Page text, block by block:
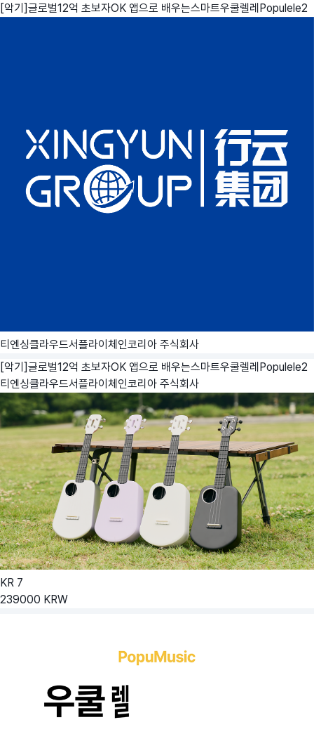
[악기]글로벌12억 초보자OK 앱으로 배우는스마트우쿨렐레Populele2
티엔싱클라우드서플라이체인코리아 주식회사
[악기]글로벌12억 초보자OK 앱으로 배우는스마트우쿨렐레Populele2
티엔싱클라우드서플라이체인코리아 주식회사
KR 7
239000 KRW